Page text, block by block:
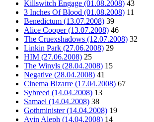
Killswitch Engage (01.08.2008) 43
3 Inches Of Blood (01.08.2008) 11
Benedictum (13.07.2008) 39
Alice Cooper (13.07.2008) 46
The Cruexshadows (12.07.2008) 32
Linkin Park (27.06.2008) 29
HIM (27.06.2008) 25
The Winyls (28.04.2008) 15
Negative (28.04.2008) 41
Cinema Bizarre (17.04.2008) 67
Sybreed (14.04.2008) 13
Samael (14.04.2008) 38
Gothminister (14.04.2008) 19
Ayin Aleph (14.04.2008) 14